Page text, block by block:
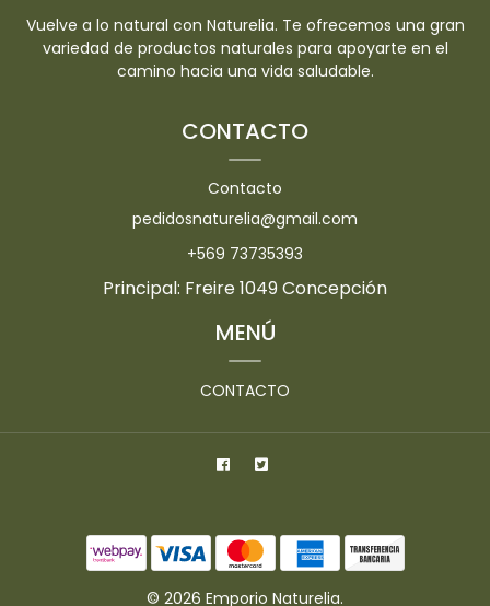
Vuelve a lo natural con Naturelia. Te ofrecemos una gran
variedad de productos naturales para apoyarte en el
camino hacia una vida saludable.
CONTACTO
Contacto
pedidosnaturelia@gmail.com
+569 73735393
Principal: Freire 1049 Concepción
MENÚ
CONTACTO
© 2026 Emporio Naturelia.